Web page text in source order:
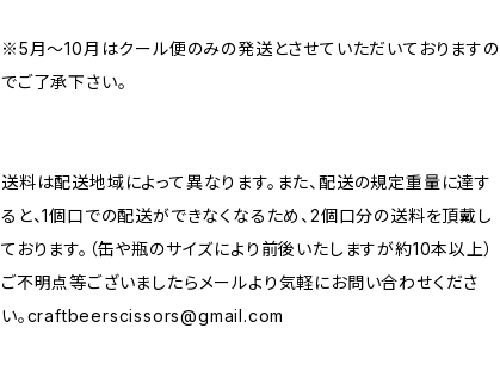
※5月～10月はクール便のみの発送とさせていただいておりますの
でご了承下さい。
送料は配送地域によって異なります。また、配送の規定重量に達す
ると、1個口での配送ができなくなるため、2個口分の送料を頂戴し
ております。（缶や瓶のサイズにより前後いたしますが約10本以上）
ご不明点等ございましたらメールより気軽にお問い合わせくださ
い。craftbeerscissors@gmail.com